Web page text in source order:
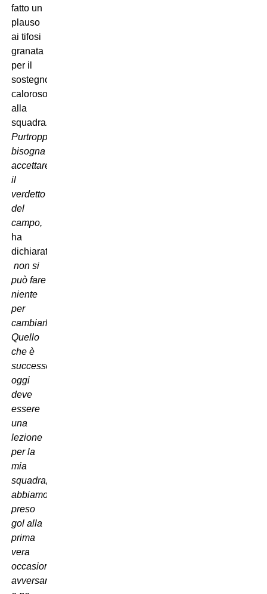
fatto un
plauso
ai tifosi
granata
per il
sostegno
caloroso
alla
squadra.
Purtroppo
bisogna
accettare
il
verdetto
del
campo,
ha
dichiarato
non si
può fare
niente
per
cambiarlo.
Quello
che è
successo
oggi
deve
essere
una
lezione
per la
mia
squadra,
abbiamo
preso
gol alla
prima
vera
occasione
avversaria,